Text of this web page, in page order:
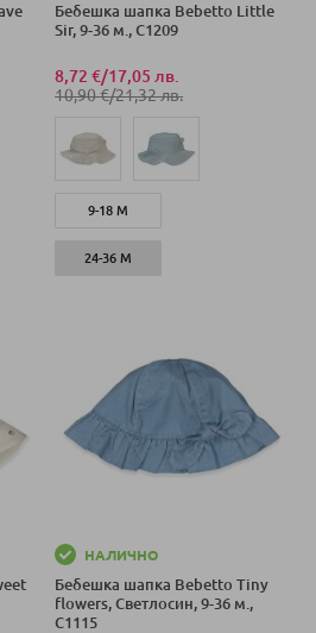
Бебешка шапка Bebetto Little
Sir, 9-36 м., C1209
8,72 €/17,05 лв.
10,90 €/21,32 лв.
9-18 М
24-36 М
НАЛИЧНО
Бебешка шапка Bebetto Tiny
flowers, Светлосин, 9-36 м.,
C1115